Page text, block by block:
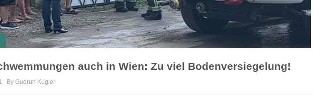
auch in Wien: Zu viel Bodenversiegelung!
By Gudrun Kugler